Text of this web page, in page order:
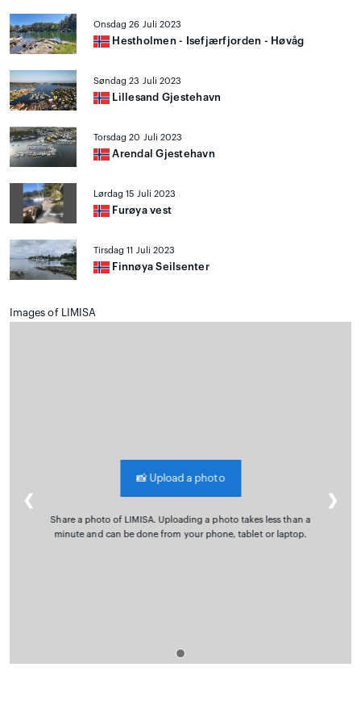
Onsdag 26 Juli 2023
Hestholmen - Isefjærfjorden - Høvåg
Søndag 23 Juli 2023
Lillesand Gjestehavn
Torsdag 20 Juli 2023
Arendal Gjestehavn
Lørdag 15 Juli 2023
Furøya vest
Tirsdag 11 Juli 2023
Finnøya Seilsenter
Images of LIMISA
📸Upload a photo
Share a photo of LIMISA. Uploading a photo takes less than a
minute and can be done from your phone, tablet or laptop.
❮ ❯